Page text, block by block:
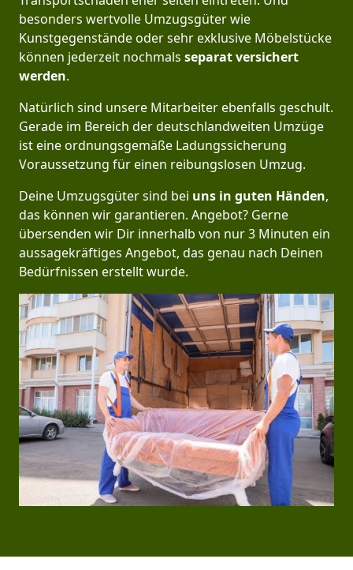
besonders wertvolle Umzugsgüter wie
Kunstgegenstände oder sehr exklusive Möbelstücke
können jederzeit nochmals separat versichert
werden.
Natürlich sind unsere Mitarbeiter ebenfalls geschult.
Gerade im Bereich der deutschlandweiten Umzüge
ist eine ordnungsgemäße Ladungssicherung
Voraussetzung für einen reibungslosen Umzug.
Deine Umzugsgüter sind bei uns in guten Händen,
das können wir garantieren. Angebot? Gerne
übersenden wir Dir innerhalb von nur 3 Minuten ein
aussagekräftiges Angebot, das genau nach Deinen
Bedürfnissen erstellt wurde.